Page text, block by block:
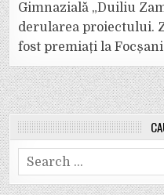
Gimnazială „Duiliu
derularea proiectului.
fost premiați la Focșani
Search
for: